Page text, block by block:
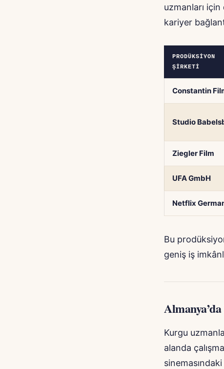
uzmanları
kariyer
PRODÜKSIYON
ŞIRKETI
Constantin
Studio
Ziegler Film
UFA GmbH
Netflix
Bu
geniş iş
Kurgu
alanda